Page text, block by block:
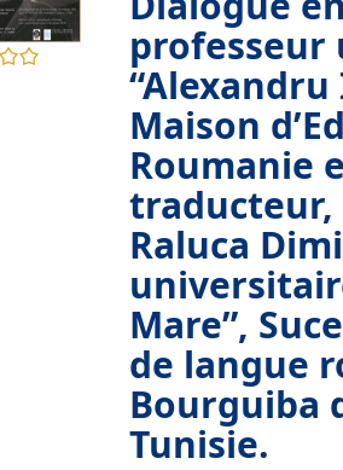
professeur
Maison
Roumanie
traducteur,
Raluca
Mare”,
de langue
Bourguiba
Tunisie.